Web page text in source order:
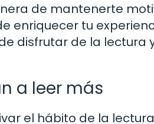
de mantenerte
enriquecer tu
disfrutar de la lectura
a leer más
el hábito de la